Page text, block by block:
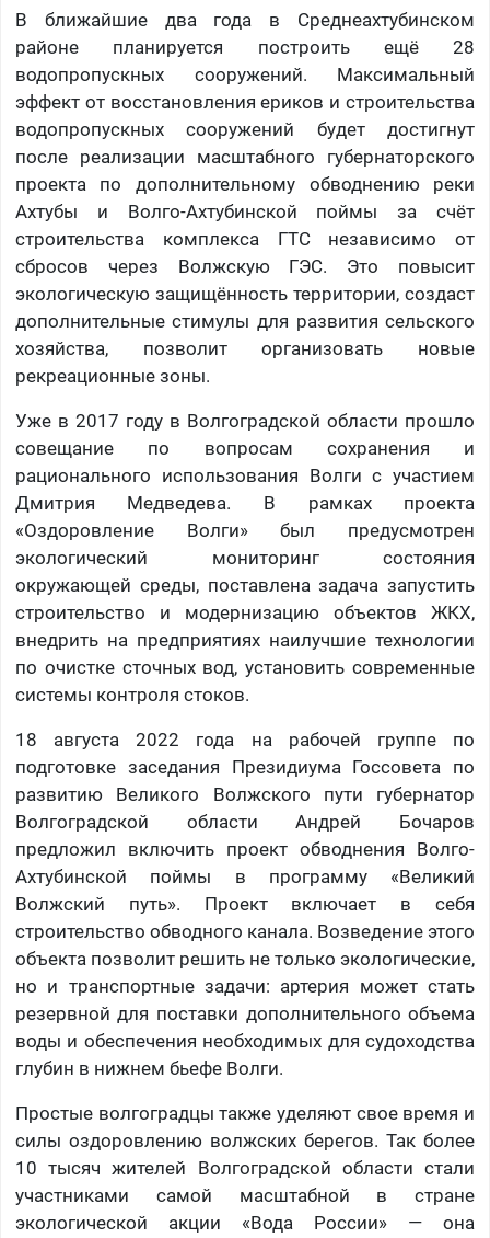
В ближайшие два года в Среднеахтубинском
районе планируется построить ещё 28
водопропускных сооружений. Максимальный
эффект от восстановления ериков и строительства
водопропускных сооружений будет достигнут
после реализации масштабного губернаторского
проекта по дополнительному обводнению реки
Ахтубы и Волго-Ахтубинской поймы за счёт
строительства комплекса ГТС независимо от
сбросов через Волжскую ГЭС. Это повысит
экологическую защищённость территории, создаст
дополнительные стимулы для развития сельского
хозяйства, позволит организовать новые
рекреационные зоны.
Уже в 2017 году в Волгоградской области прошло
совещание по вопросам сохранения и
рационального использования Волги с участием
Дмитрия Медведева. В рамках проекта
«Оздоровление Волги» был предусмотрен
экологический мониторинг состояния
окружающей среды, поставлена задача запустить
строительство и модернизацию объектов ЖКХ,
внедрить на предприятиях наилучшие технологии
по очистке сточных вод, установить современные
системы контроля стоков.
18 августа 2022 года на рабочей группе по
подготовке заседания Президиума Госсовета по
развитию Великого Волжского пути губернатор
Волгоградской области Андрей Бочаров
предложил включить проект обводнения Волго-
Ахтубинской поймы в программу «Великий
Волжский путь». Проект включает в себя
строительство обводного канала. Возведение этого
объекта позволит решить не только экологические,
но и транспортные задачи: артерия может стать
резервной для поставки дополнительного объема
воды и обеспечения необходимых для судоходства
глубин в нижнем бьефе Волги.
Простые волгоградцы также уделяют свое время и
силы оздоровлению волжских берегов. Так более
10 тысяч жителей Волгоградской области стали
участниками самой масштабной в стране
экологической акции «Вода России» — она